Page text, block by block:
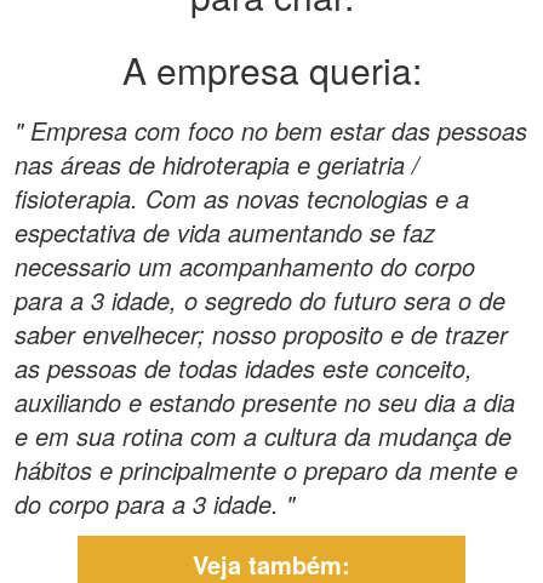
A empresa queria:
" Empresa com foco no bem estar das pessoas
nas áreas de hidroterapia e geriatria /
fisioterapia. Com as novas tecnologias e a
espectativa de vida aumentando se faz
necessario um acompanhamento do corpo
para a 3 idade, o segredo do futuro sera o de
saber envelhecer; nosso proposito e de trazer
as pessoas de todas idades este conceito,
auxiliando e estando presente no seu dia a dia
e em sua rotina com a cultura da mudança de
hábitos e principalmente o preparo da mente e
do corpo para a 3 idade. "
Veja também: